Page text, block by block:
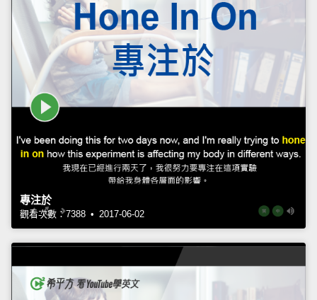
專注於
觀看次數：7388 • 2017-06-02